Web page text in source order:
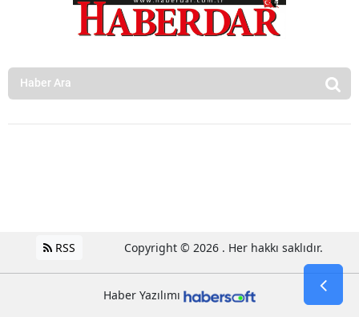
RSS Copyright © 2026 . Her hakkı saklıdır.
Haber Yazılımı